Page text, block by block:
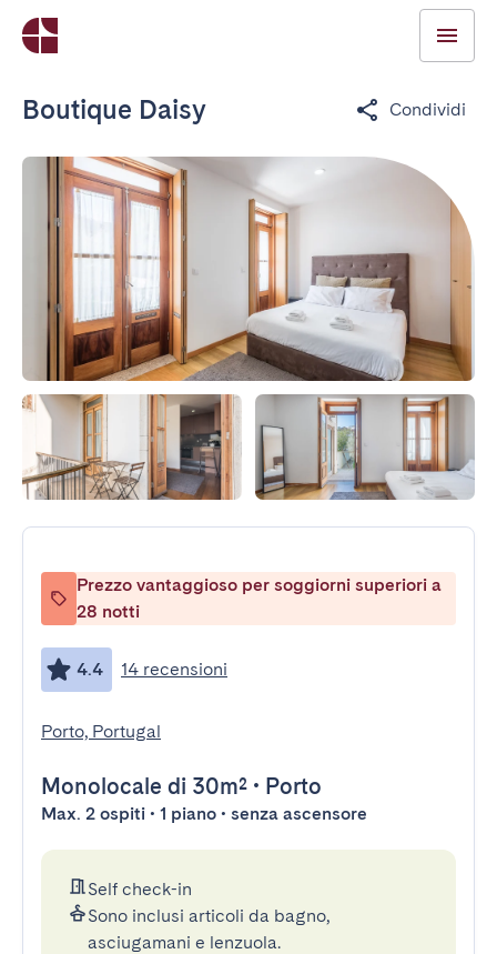
Boutique Daisy Condividi
Prezzo vantaggioso per soggiorni superiori a
28 notti
4.4 14 recensioni
Porto, Portugal
Monolocale di 30m² • Porto
Max. 2 ospiti • 1 piano • senza ascensore
Self check-in
Sono inclusi articoli da bagno,
asciugamani e lenzuola.